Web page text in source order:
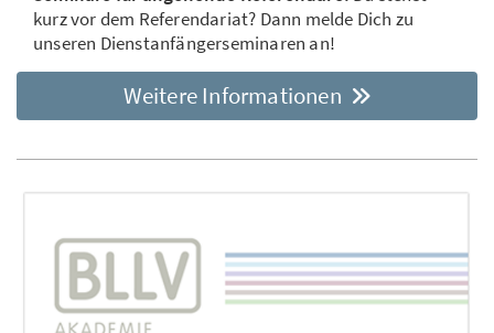
kurz vor dem Referendariat? Dann melde Dich zu
unseren Dienstanfängerseminaren an!
Weitere Informationen